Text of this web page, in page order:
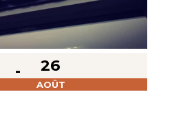
26
AOÛT